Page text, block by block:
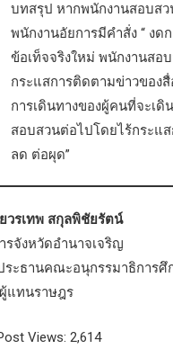
บทสรุป หากพนักงานสอบสว
พนักงานอัยการมีคำสั่ง “ งด
ข้อเท็จจริงใหม่ พนักงานสอ
กระแสการติดตามข่าวของ
การเดินทางของผู้คนที่จะเ
สอบสวนต่อไปโดยไร้กระแ
ลด ต่อผุด”
วรเทพ สกุลพิชัยรัตน์
รจังหวัดอำนาจเจริญ
ระธานคณะอนุกรรมาธิการ
แทนราษฎร
Views: 2,614